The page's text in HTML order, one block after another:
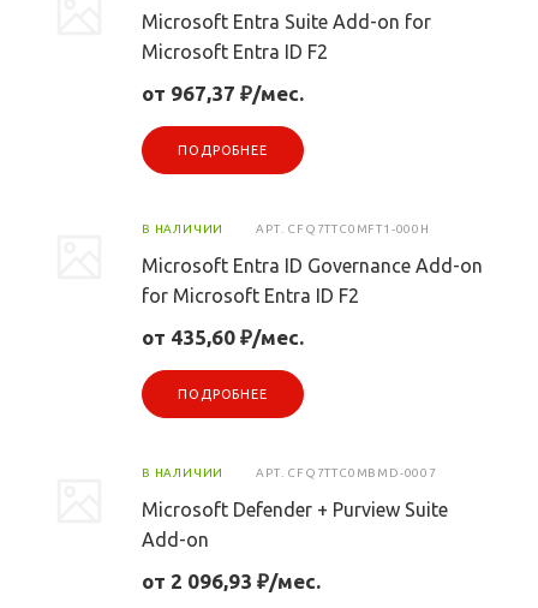
Microsoft Entra Suite Add-on for
Microsoft Entra ID F2
от 967,37 ₽/мес.
ПОДРОБНЕЕ
В НАЛИЧИИ АРТ. CFQ7TTC0MFT1-000H
Microsoft Entra ID Governance Add-on
for Microsoft Entra ID F2
от 435,60 ₽/мес.
ПОДРОБНЕЕ
В НАЛИЧИИ АРТ. CFQ7TTC0MBMD-0007
Microsoft Defender + Purview Suite
Add-on
от 2 096,93 ₽/мес.